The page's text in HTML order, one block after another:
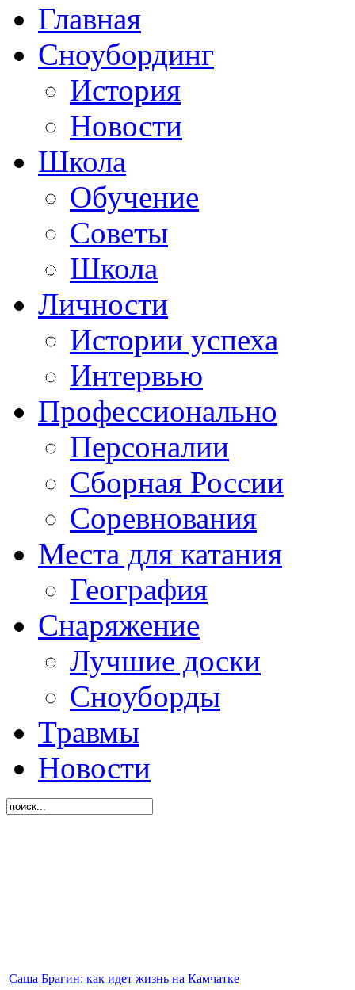
Главная
Сноубординг
История
Новости
Школа
Обучение
Советы
Школа
Личности
Истории успеха
Интервью
Профессионально
Персоналии
Сборная России
Соревнования
Места для катания
География
Снаряжение
Лучшие доски
Сноуборды
Травмы
Новости
Саша Брагин: как идет жизнь на Камчатке